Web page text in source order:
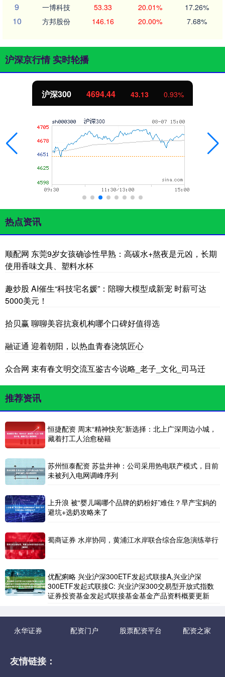
9 一博科技 53.33 20.01% 17.26%
10 方邦股份 146.16 20.00% 7.68%
沪深京行情 实时轮播
北证50 1134.24 11.37 1.01%
热点资讯
顺配网 东莞9岁女孩确诊性早熟：高碳水+熬夜是元凶，长期
使用香味文具、塑料水杯
趣炒股 AI催生“科技宅名媛”：陪聊大模型成新宠 时薪可达
5000美元！
拾贝赢 聊聊美容抗衰机构哪个口碑好值得选
融证通 迎着朝阳，以热血青春浇筑匠心
众合网 束有春文明交流互鉴古今说略_老子_文化_司马迁
推荐资讯
恒捷配资 周末“精神快充”新选择：北上广深周边小城，
藏着打工人治愈秘籍
苏州恒泰配资 苏盐井神：公司采用热电联产模式，目前
未被列入电网调峰序列
上升浪 被“婴儿喝哪个品牌的奶粉好”难住？早产宝妈的
避坑+选奶攻略来了
蜀商证券 水岸协同，黄浦江水岸联合综合应急演练举行
优配痢略 兴业沪深300ETF发起式联接A,兴业沪深
300ETF发起式联接C: 兴业沪深300交易型开放式指数
证券投资基金发起式联接基金基金产品资料概要更新
永华证券 配资门户 股票配资平台 配资之家
友情链接：